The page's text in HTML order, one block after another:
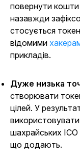
повернути
назавжди
стосується
відомими
прикладів.
Дуже низька
створювати
цілей. У
використовувати
шахрайських ICO
що додають.